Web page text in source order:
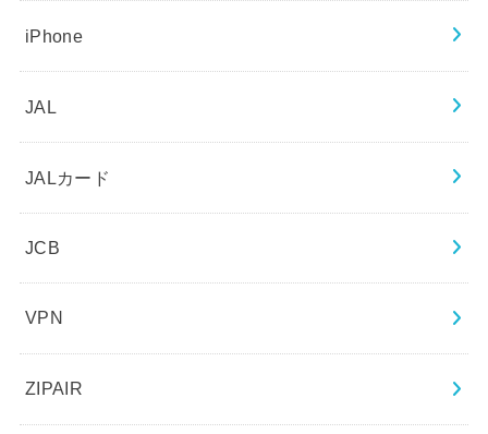
iPhone
JAL
JALカード
JCB
VPN
ZIPAIR